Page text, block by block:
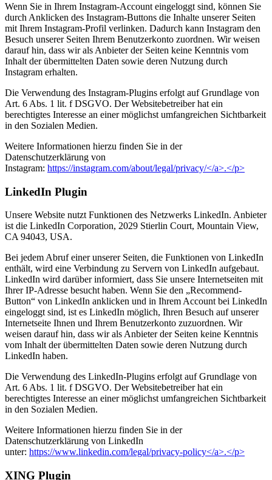
Wenn Sie in Ihrem Instagram-Account eingeloggt sind, können Sie
durch Anklicken des Instagram-Buttons die Inhalte unserer Seiten
mit Ihrem Instagram-Profil verlinken. Dadurch kann Instagram den
Besuch unserer Seiten Ihrem Benutzerkonto zuordnen. Wir weisen
darauf hin, dass wir als Anbieter der Seiten keine Kenntnis vom
Inhalt der übermittelten Daten sowie deren Nutzung durch
Instagram erhalten.
Die Verwendung des Instagram-Plugins erfolgt auf Grundlage von
Art. 6 Abs. 1 lit. f DSGVO. Der Websitebetreiber hat ein
berechtigtes Interesse an einer möglichst umfangreichen Sichtbarkeit
in den Sozialen Medien.
Weitere Informationen hierzu finden Sie in der
Datenschutzerklärung von
Instagram: https://instagram.com/about/legal/privacy/</a>.</p>
LinkedIn Plugin
Unsere Website nutzt Funktionen des Netzwerks LinkedIn. Anbieter
ist die LinkedIn Corporation, 2029 Stierlin Court, Mountain View,
CA 94043, USA.
Bei jedem Abruf einer unserer Seiten, die Funktionen von LinkedIn
enthält, wird eine Verbindung zu Servern von LinkedIn aufgebaut.
LinkedIn wird darüber informiert, dass Sie unsere Internetseiten mit
Ihrer IP-Adresse besucht haben. Wenn Sie den „Recommend-
Button“ von LinkedIn anklicken und in Ihrem Account bei LinkedIn
eingeloggt sind, ist es LinkedIn möglich, Ihren Besuch auf unserer
Internetseite Ihnen und Ihrem Benutzerkonto zuzuordnen. Wir
weisen darauf hin, dass wir als Anbieter der Seiten keine Kenntnis
vom Inhalt der übermittelten Daten sowie deren Nutzung durch
LinkedIn haben.
Die Verwendung des LinkedIn-Plugins erfolgt auf Grundlage von
Art. 6 Abs. 1 lit. f DSGVO. Der Websitebetreiber hat ein
berechtigtes Interesse an einer möglichst umfangreichen Sichtbarkeit
in den Sozialen Medien.
Weitere Informationen hierzu finden Sie in der
Datenschutzerklärung von LinkedIn
unter: https://www.linkedin.com/legal/privacy-policy</a>.</p>
XING Plugin